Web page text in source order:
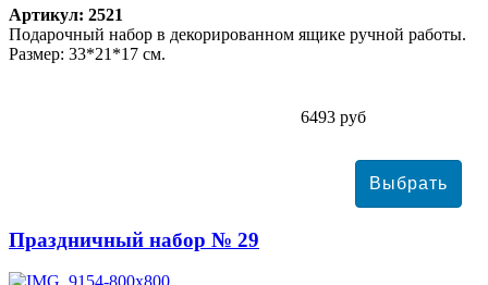
Артикул: 2521
Подарочный набор в декорированном ящике ручной работы.
Размер: 33*21*17 см.
6493 руб
Праздничный набор № 29